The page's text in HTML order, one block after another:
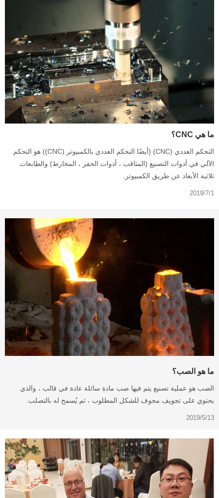
ما هي CNC؟
التحكم العددي (CNC) (أيضًا التحكم العددي بالكمبيوتر (CNC)) هو التحكم
الآلي في أدوات التصنيع (المثاقب ، أدوات الحفر ، المخارط) والطابعات
ثلاثية الأبعاد عن طريق الكمبيوتر.
2019/7/1
ما هو الصب؟
الصب هو عملية تصنيع يتم فيها صب مادة سائلة عادة في قالب ، والذي
يحتوي على تجويف مجوف للشكل المطلوب ، ثم يُسمح له بالتصلب.
2019/5/13